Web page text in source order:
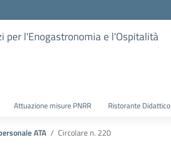
per l'Enogastronomia e l'Ospitalità
Attuazione misure PNRR Ristorante Didattico
ATA Circolare n. 220